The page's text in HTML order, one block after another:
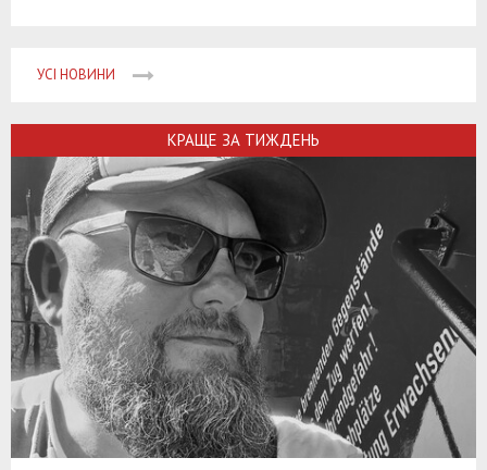
УСІ НОВИНИ
КРАЩЕ ЗА ТИЖДЕНЬ